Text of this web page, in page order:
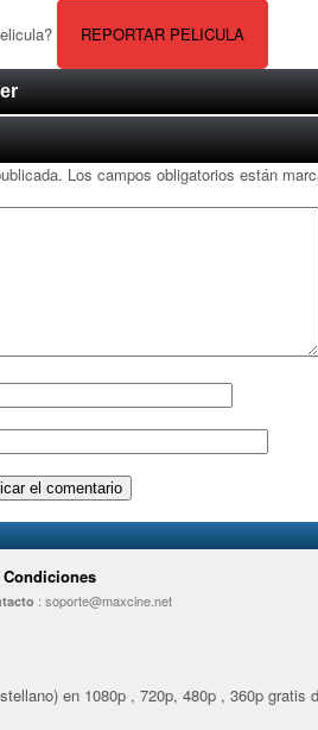
REPORTAR PELICULA
Los campos obligatorios están
: soporte@maxcine.net
en 1080p , 720p, 480p , 360p